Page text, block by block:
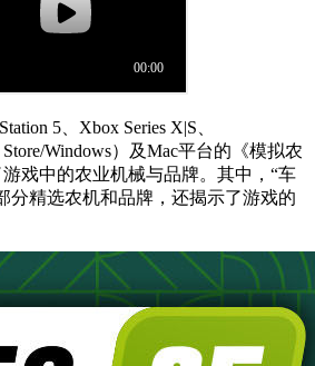
5、Xbox Series X|S、
Store/Windows）及Mac平台的《模拟农
戏中的农业机械与品牌。其中，“车
分精选农机和品牌，还揭示了游戏的